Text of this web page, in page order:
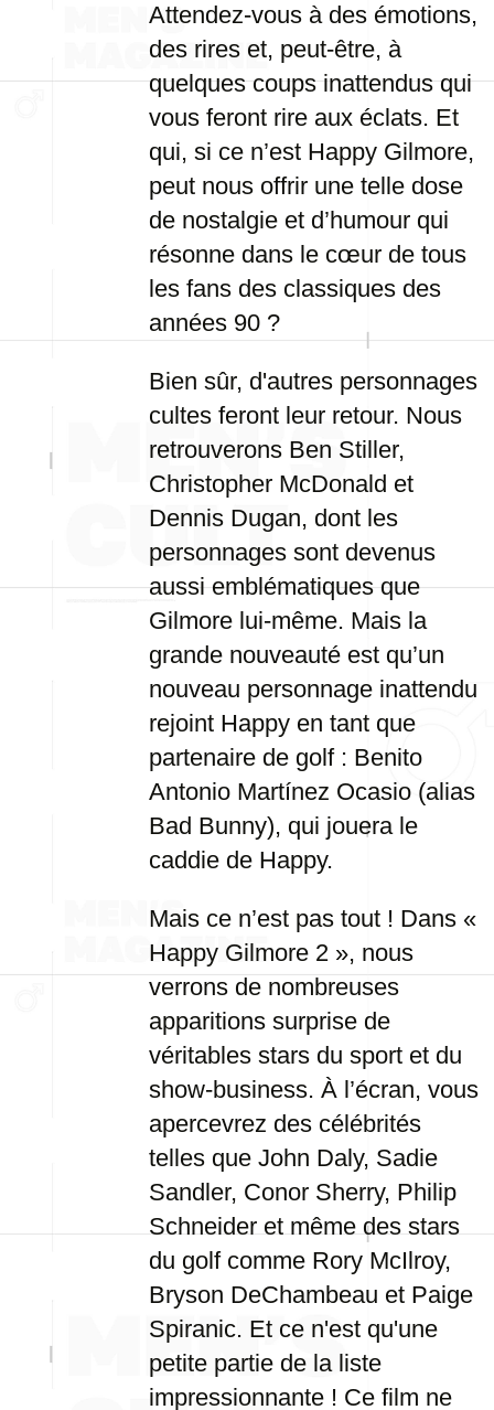
Attendez-vous à des émotions,
des rires et, peut-être, à
quelques coups inattendus qui
vous feront rire aux éclats. Et
qui, si ce n’est Happy Gilmore,
peut nous offrir une telle dose
de nostalgie et d’humour qui
résonne dans le cœur de tous
les fans des classiques des
années 90 ?
Bien sûr, d'autres personnages
cultes feront leur retour. Nous
retrouverons Ben Stiller,
Christopher McDonald et
Dennis Dugan, dont les
personnages sont devenus
aussi emblématiques que
Gilmore lui-même. Mais la
grande nouveauté est qu’un
nouveau personnage inattendu
rejoint Happy en tant que
partenaire de golf : Benito
Antonio Martínez Ocasio (alias
Bad Bunny), qui jouera le
caddie de Happy.
Mais ce n’est pas tout ! Dans «
Happy Gilmore 2 », nous
verrons de nombreuses
apparitions surprise de
véritables stars du sport et du
show-business. À l’écran, vous
apercevrez des célébrités
telles que John Daly, Sadie
Sandler, Conor Sherry, Philip
Schneider et même des stars
du golf comme Rory McIlroy,
Bryson DeChambeau et Paige
Spiranic. Et ce n'est qu'une
petite partie de la liste
impressionnante ! Ce film ne